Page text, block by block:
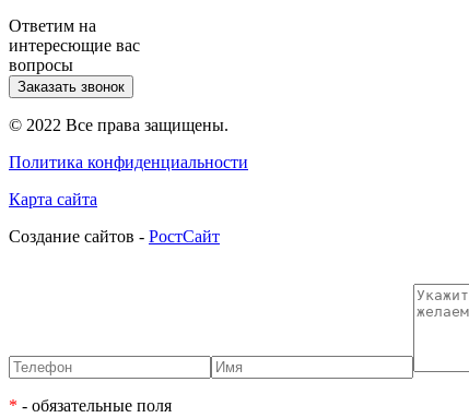
Ответим на
интересющие вас
вопросы
Заказать звонок
© 2022 Все права защищены.
Политика конфиденциальности
Карта сайта
Cоздание сайтов - РостСайт
* - обязательные поля